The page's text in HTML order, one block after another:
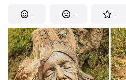
- - -